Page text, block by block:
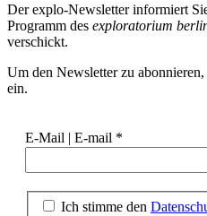
Der explo-Newsletter informiert
Programm des exploratorium
verschickt.
Um den Newsletter zu
ein.
E-Mail | E-mail *
Ich stimme den